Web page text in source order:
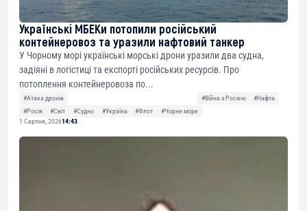
Українські МБЕКи потопили російський
контейнеровоз та уразили нафтовий танкер
У Чорному морі українські морські дрони уразили два судна,
задіяні в логістиці та експорті російських ресурсів. Про
потоплення контейнеровоза по...
#Атака дронів #Війна з Росією
#Нафта
#Росія
#Світ #Судно #Україна #Флот
#Чорне море
1 Серпня, 202614:43